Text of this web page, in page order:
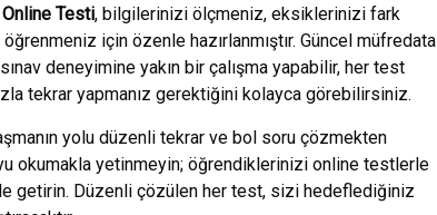
Testi, bilgilerinizi ölçmeniz, eksiklerinizi fark
için özenle hazırlanmıştır. Güncel müfredata
deneyimine yakın bir çalışma yapabilir, her test
tekrar yapmanız gerektiğini kolayca görebilirsiniz.
yolu düzenli tekrar ve bol soru çözmekten
okumakla yetinmeyin; öğrendiklerinizi online testlerle
getirin. Düzenli çözülen her test, sizi hedeflediğiniz